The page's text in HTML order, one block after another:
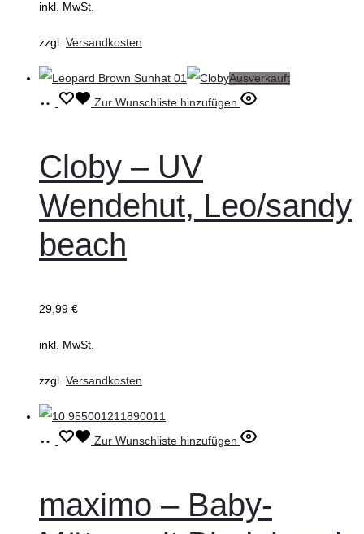
der
gewählt
inkl. MwSt.
zzgl. Versandkosten
Ausverkauft
Ausführung
Dieses
mehrere
Varianten
auf.
Die
der
werden
Zur Wunschliste hinzufügen
Cloby – UV
Wendehut, Leo/sandy
beach
29,99 €
inkl. MwSt.
zzgl. Versandkosten
Ausführung
Dieses
mehrere
Zur Wunschliste hinzufügen
maximo – Baby-